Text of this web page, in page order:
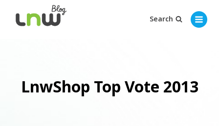
Search
LnwShop Top Vote 2013